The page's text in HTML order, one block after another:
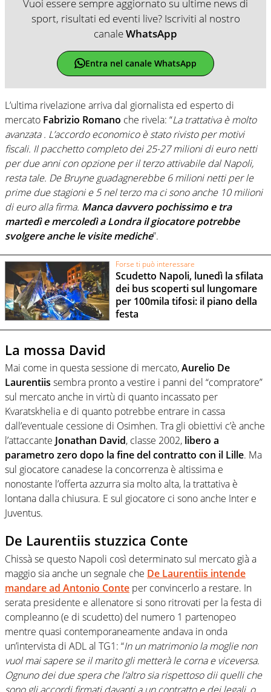
Vuoi essere sempre aggiornato su ultime news di
sport, risultati ed eventi live? Iscriviti al nostro
canaleWhatsApp
Entra nel canale WhatsApp
L’ultima rivelazione arriva dal giornalista ed esperto di
mercato Fabrizio Romano che rivela: “La trattativa è molto
avanzata . L’accordo economico è stato rivisto per motivi
fiscali. Il pacchetto completo dei 25-27 milioni di euro netti
per due anni con opzione per il terzo attivabile dal Napoli,
resta tale. De Bruyne guadagnerebbe 6 milioni netti per le
prime due stagioni e 5 nel terzo ma ci sono anche 10 milioni
di euro alla firma. Manca davvero pochissimo e tra
martedì e mercoledì a Londra il giocatore potrebbe
svolgere anche le visite mediche”.
Forse ti può interessare
Scudetto Napoli, lunedì la sfilata
dei bus scoperti sul lungomare
per 100mila tifosi: il piano della
festa
La mossa David
Mai come in questa sessione di mercato,Aurelio De
Laurentiis sembra pronto a vestire i panni del “compratore”
sul mercato anche in virtù di quanto incassato per
Kvaratskhelia e di quanto potrebbe entrare in cassa
dall’eventuale cessione di Osimhen. Tra gli obiettivi c’è anche
l’attaccante Jonathan David, classe 2002, libero a
parametro zero dopo la fine del contratto con il Lille. Ma
sul giocatore canadese la concorrenza è altissima e
nonostante l’offerta azzurra sia molto alta, la trattativa è
lontana dalla chiusura. E sul giocatore ci sono anche Inter e
Juventus.
De Laurentiis stuzzica Conte
Chissà se questo Napoli così determinato sul mercato già a
maggio sia anche un segnale che De Laurentiis intende
mandare ad Antonio Conte per convincerlo a restare. In
serata presidente e allenatore si sono ritrovati per la festa di
compleanno (e di scudetto) del numero 1 partenopeo
mentre quasi contemporaneamente andava in onda
un’intervista di ADL al TG1: “In un matrimonio la moglie non
vuol mai sapere se il marito gli metterà le corna e viceversa.
Ognuno dei due spera che l’altro sia rispettoso dii quelli che